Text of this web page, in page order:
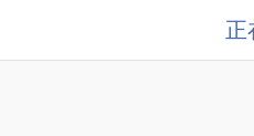
正